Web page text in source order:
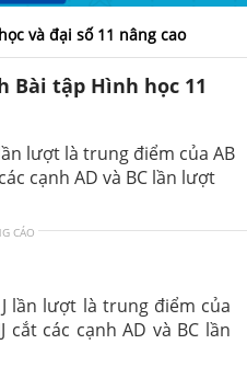
và đại số 11 nâng cao
Bài tập Hình học 11
lượt là trung điểm của AB
cạnh AD và BC lần lượt
CÁO
lần lượt là trung điểm của
cắt các cạnh AD và BC lần